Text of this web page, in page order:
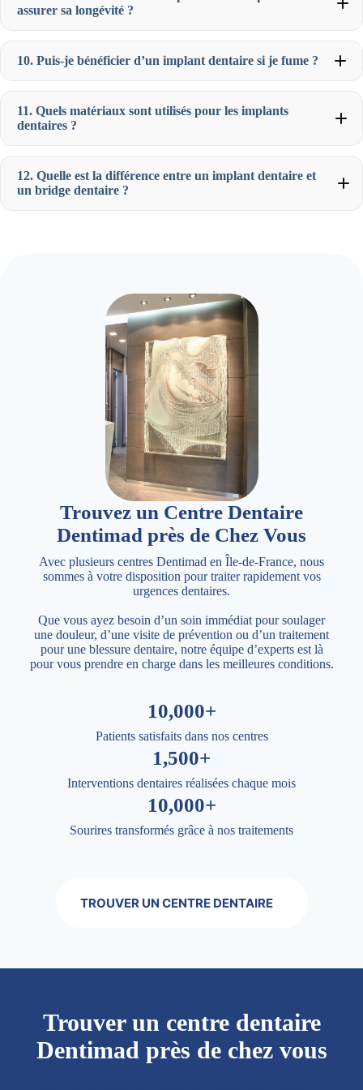
assurer sa longévité ?
10. Puis-je bénéficier d’un implant dentaire si je fume ?
11. Quels matériaux sont utilisés pour les implants
dentaires ?
12. Quelle est la différence entre un implant dentaire et
un bridge dentaire ?
Trouvez un Centre Dentaire
Dentimad près de Chez Vous
Avec plusieurs centres Dentimad en Île-de-France, nous
sommes à votre disposition pour traiter rapidement vos
urgences dentaires.
Que vous ayez besoin d’un soin immédiat pour soulager
une douleur, d’une visite de prévention ou d’un traitement
pour une blessure dentaire, notre équipe d’experts est là
pour vous prendre en charge dans les meilleures conditions.
10,000+
Patients satisfaits dans nos centres
1,500+
Interventions dentaires réalisées chaque mois
10,000+
Sourires transformés grâce à nos traitements
TROUVER UN CENTRE DENTAIRE
Trouver un centre dentaire
Dentimad près de chez vous